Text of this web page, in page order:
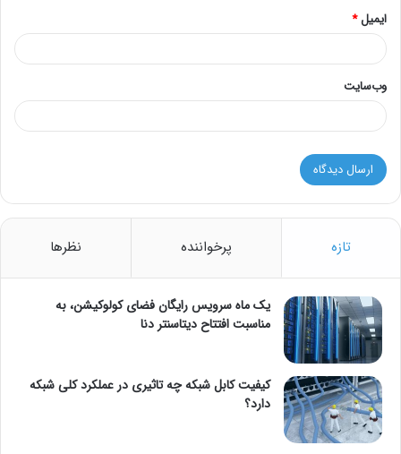
ایمیل*
وب‌سایت
تازه پرخواننده نظرها
یک ماه سرویس رایگان فضای کولوکیشن، به
مناسبت افتتاح دیتاسنتر دنا
کیفیت کابل شبکه چه تاثیری در عملکرد کلی شبکه
دارد؟